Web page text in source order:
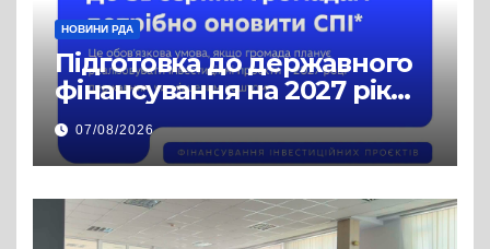
НОВИНИ РДА
Підготовка до державного
фінансування на 2027 рік
уже триває
07/08/2026